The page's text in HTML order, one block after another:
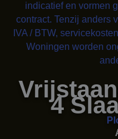
indicatief en vormen
contract. Tenzij anders
IVA / BTW,
Woningen worden
4